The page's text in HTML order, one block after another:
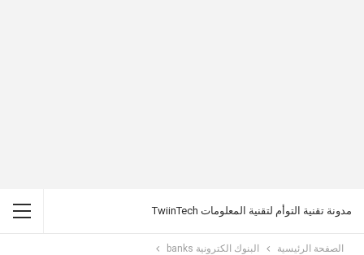
مدونة تقنية التوأم لتقنية المعلومات TwiinTech
الصفحة الرئيسية البنوك الكترونية banks